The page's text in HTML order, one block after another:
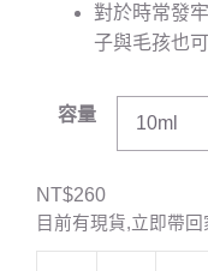
對於時常發
子與毛孩也
容量
NT$260
目前有現貨,立即帶回